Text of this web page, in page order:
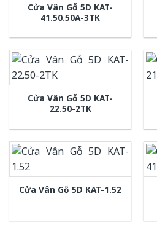
Cửa Vân Gỗ 5D KAT-
41.50.50A-3TK
Cửa Vân Gỗ 5D KAT-
22.50-2TK
Cửa Vân Gỗ 5D KAT-1.52